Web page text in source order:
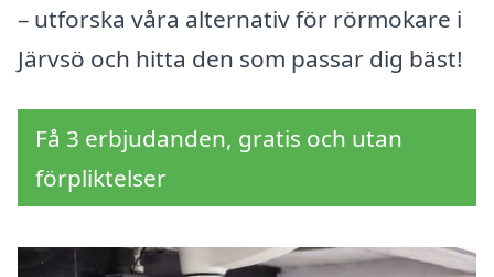
– utforska våra alternativ för rörmokare i
Järvsö och hitta den som passar dig bäst!
Få 3 erbjudanden, gratis och utan
förpliktelser